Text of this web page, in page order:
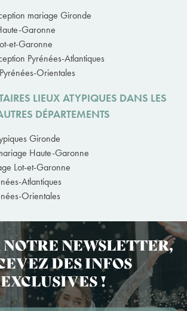
mariage Gironde
Garonne
et-Garonne
Pyrénées-Atlantiques
Orientales
LIEUX ATYPIQUES DANS LES
DÉPARTEMENTS
Gironde
Haute-Garonne
Lot-et-Garonne
Atlantiques
Orientales
NOTRE NEWSLETTER,
DES INFOS
EXCLUSIVES !